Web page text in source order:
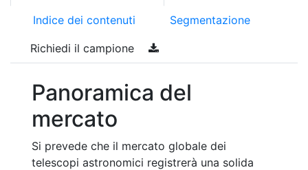
Indice dei contenuti Segmentazione
Richiedi il campione
Panoramica del
mercato
Si prevede che il mercato globale dei
telescopi astronomici registrerà una solida